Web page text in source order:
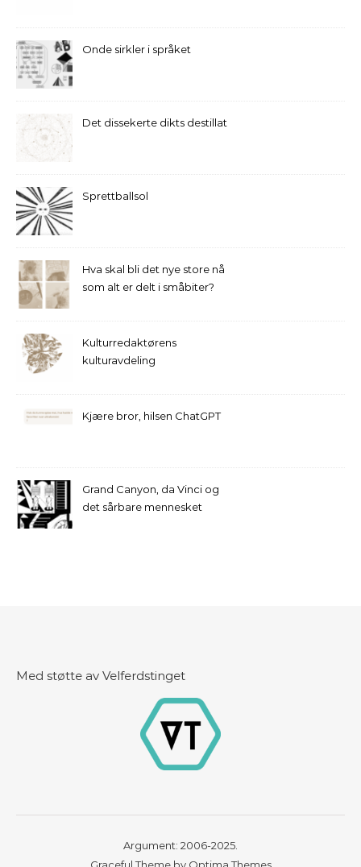
Onde sirkler i språket
Det dissekerte dikts destillat
Sprettballsol
Hva skal bli det nye store nå
som alt er delt i småbiter?
Kulturredaktørens
kulturavdeling
Kjære bror, hilsen ChatGPT
Grand Canyon, da Vinci og
det sårbare mennesket
Med støtte av Velferdstinget
Argument: 2006-2025.
Graceful Theme by Optima Themes